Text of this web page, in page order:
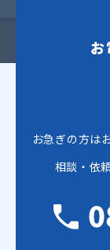
お急ぎの方は
相談・依